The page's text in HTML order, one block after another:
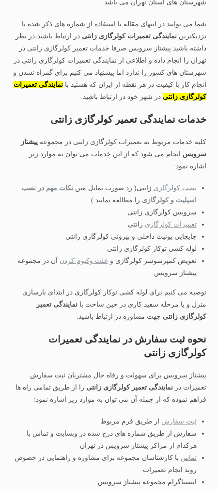
شهرستان های استان تهران می باشد .
شما می توانید در انتهای مقاله با استفاده از شماره های ذکر شده با
نزدیکتریننمایندگی تعمیرات کولرگازی زانتی در ارتباط باشید،در نظر
داشته باشید پیشتاز سرویس صرفا خدمات تعمیر کولرگازی زانتی در
تهران را انجام داده و اطلاعی از نمایندگی تعمیرات کولرگازی زانتی در
شهرستان های کشور را ندارد اما پیشنهاد می کنیم برای گمراه نشدن و
انجام کار با کیفیت در هر نقطه از ایران که هستید بانمایندگی تعمیرات
کولرگازی زانتی در شهر خود در ارتباط باشید.
خدمات نمایندگی تعمیر کولرگازی زانتی
کلیه خدمات مربوط به تعمیرات کولرگازی زانتی در مجموعهپیشتاز
سرویس انجام می شود که از این خدمات می توان به موارد زیر
اشاره نمود:
نصب کولرگازی زانتی( رد صورت تمایل متن نکات مهم در نصب
اسپلیت و کولرگازی را مطالعه نمایید.)
سرویس کولرگازی زانتی
تعمیرات کولرگازی زانتی
جایجایی یونیت داخلی و بیرونی کولرگازی زانتی
لوله کشی توکار کولرگازی زانتی
تعویض کمپرسوسر کولرگازی و علت وکیوم کردن آن در مجموعه
پیشتاز سرویس
توصیه می کنیم برای لوله کشی توکار کولرگازی در ابتدای بازسازی
منزل و یا مرحله سفید کاری در حین ساخت بانمایندگی تعمیر
کولرگازی زانتی جهت مشاوره در ارتباط باشید.
نحوه ثبت سفارش در نمایندگی تعمیرات
کولرگازی زانتی
پیشتاز سرویس برای سهولت و رفاه حال مشتریان ثبت سفارش
تعمیرات درنمایندگی تعمیر کولرگازی زانتی را از طریق تمامی راه ها
فراهم نموده که از جمله آن می توان به موارد زیر اشاره نمود:
ثبت سفارش از طریق فرم مربوط
سفارش از طریق شماره های درج شده در وبسایت و تماس با
هرکدام از مراکز پیشتاز سرویس در تهران
تماس با کارشناسان مجموعه برای مشاوره و راهنمایی در خصوص
روند انجام تعمیرات
اینستاگرام مجموعه پیشتاز سرویس